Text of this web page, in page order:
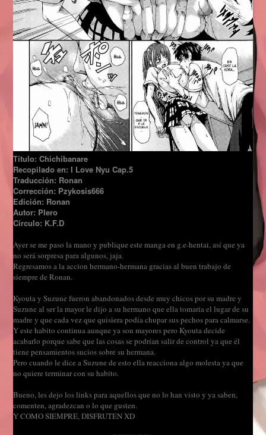
Título: Chichibanare
Recopilado en: I Love Nyu Cap.5
Traducción: Ronan
Corrección: Pzykosis666
Edición: Ronan
Autor: PIero
Circulo: K.F.D
Ayer se me paso la mano y publique este manga en g.e-hentai, así que ya
no será sorpresa para algunos, jaja.
Regresamos a la accion hermano-hermana gracias al buen trabajo de
siempre de Ronan.
Kyouta y Suzune fueron abandonados desde muy chicos por su madre y
Suzune al ser la mayor le dijo a su hermano que ella tomaria el lugar de su
madre y que cada vez que quisiera podía chupar sus pechos para calmarse.
Y este habito continua aunque ya son mayores pero Kyouta decide
acabarlo porque sabe que las cosas se podrían salir de control ya que él
tiene pensamientos sucios sobre su hermana.
Pero cuando le dice a Suzune de esto ella reacciona algo molesta ya que
no quiere terminar con su habito.
Bueno, les dejo los links para aquellos que no lo han visto y ya saben,
comenten, agradezcan o lo que gusten.
Y COMO SIEMPRE, DISFRUTEN XD